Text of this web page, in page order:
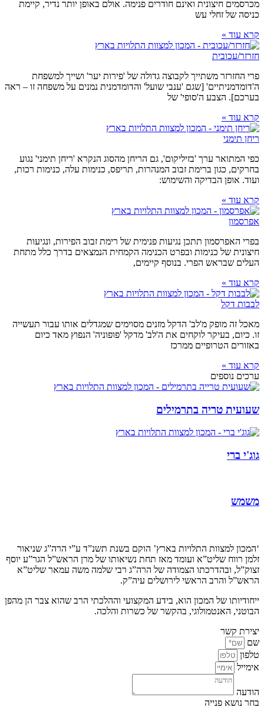
מכרסמים חיצונית ואינם חודרים פנימה. אולם באופן יותר נדיר, קיימת
כניסה של זחלי עש
קרא עוד »
חזרזר/עכובית
פרי החזרזר משתייך לקבוצה גדולה של 'פירות יער' ושייך למשפחת
ה'דומדמניתיים' [שגם 'ענבי שועל' והדומדמנית נמנים על משפחה זו – ראה
בערכם]. הצבע ה'סופי' של
קרא עוד »
ריחן תימני
כפי המתואר ערך 'בזיליקום', גם הריחן מהסוג הנקרא 'ריחן תימני' נגוע
בחרקים, כגון ברימת זבוב המנהרות, תריפס, כנימות עלה, כנימות רכות,
ועוד. אופן הבדיקה והשימוש:
קרא עוד »
אפרסמון
בפרי האפרסמון תתכן נגיעות פנימית של רימת זבוב הפירות, ונגיעות
חיצונית של כנימות ובפרט הכנימה הקמחית הנמצאים בדרך כלל מתחת
העלים שבראש הפרי. בנוסף קיימים,
קרא עוד »
לבבות דקל
מאכל זה מופק מ'לב' הדקל מזנים מסוימים שמגדלים אותו עבור תעשייה
זו. כיום, בעיקר לוקחים את ה'לב' מדקל 'פופוניה' הנפוץ מאד כיום
באזורים הטרופיים ממרכז
קרא עוד »
ערכים נוספים
שעועית טריה בתרמילים
גוג'י ברי
משמש
‘המכון למצוות התלויות בארץ’ הוקם בשנת תשנ”ד ע”י הרה”ג שניאור
זלמן רווח שליט”א ועומד מאז תחת נשיאותו של מרן הראש”ל הגר”ע יוסף
זצוק”ל, ובהדרכתו הצמודה של הרה”ג רבי שלמה משה עמאר שליט”א
הראש”ל והרב הראשי לירושלים עיה”ק.
ייחודיותו של המכון הוא, בידע המקצועי וההלכתי הרב שהוא צבר הן מהפן
הבוטני, האנטמולוגי, בהקשר של כשרות והלכה.
יצירת קשר
שם
טלפון
אימייל
הודעה
בחר נושא פנייה